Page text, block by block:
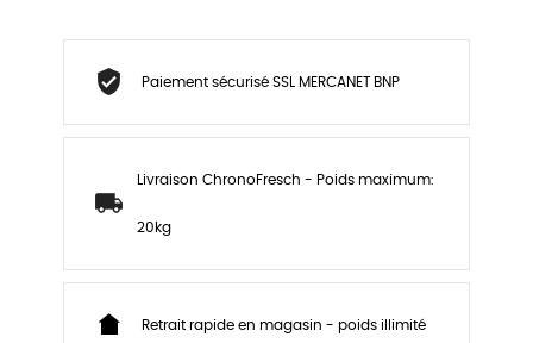
Paiement sécurisé SSL MERCANET BNP
Livraison ChronoFresch - Poids maximum:
20kg
Retrait rapide en magasin - poids illimité